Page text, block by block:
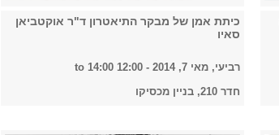
כיתת אמן של מבקר התיאטרון ד"ר אוקטביאן
סאיו
רביעי, מאי 7, 2014 - 12:00
to
14:00
חדר 210, בניין מכסיקו